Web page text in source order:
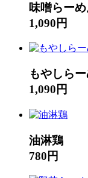
味噌らー
1,090円
もやしら
1,090円
油淋鶏
780円